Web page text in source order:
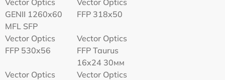
Vector Optics
GENII 1260x60
MFL SFP
Vector Optics
FFP 318x50
Vector Optics
FFP 530x56
Vector Optics
FFP Taurus
16x24 30мм
Vector Optics
Vector Optics